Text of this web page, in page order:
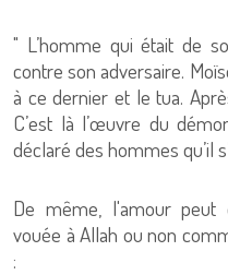
" L’homme qui était de
contre son adversaire.
à ce dernier et le tua.
C’est là l’œuvre du
déclaré des hommes qu’il
De même, l'amour
vouée à Allah ou non
: